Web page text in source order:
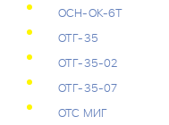
ОСН-ОК-6Т
ОТГ-35
ОТГ-35-02
ОТГ-35-07
ОТС МИГ